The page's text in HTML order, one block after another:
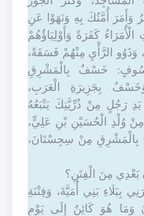
وَأَمَرَ أُمَّتُكَ بِهِ وَنَهَوْا عَنِ
كَفَرَةً وَأَوْلِيَاؤُهُمْ
وَذَوُو الرَّأْيِ مِنْهُمْ فَسَقَةً،
خَسْفٌ بِالْمَشْرِقِ
بِجَزِيرَةِ الْعَرَبِ،
رَجُلٍ مِنْ ذُرِّيَّتِكَ يَتْبَعُهُ
وُلْدِ الْحُسَيْنِ بْنِ عَلِيٍّ،
بِالْمَشْرِقِ مِنْ سِجِسْتَانَ،
بَعْدِي مِنَ الْفِتَنِ؟
بِبَلَاءِ بَنِي أُمَيَّةَ، وَفِتْنَةِ
وَمَا هُوَ كَائِنٌ إِلَى يَوْمِ